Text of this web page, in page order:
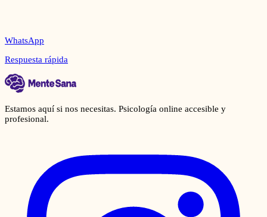
WhatsApp
Respuesta rápida
Estamos aquí si nos necesitas. Psicología online accesible y
profesional.